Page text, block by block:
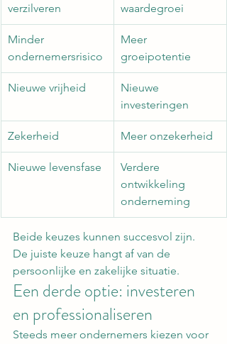
verzilveren
waardegroei
Minder
ondernemersrisico
Meer
groeipotentie
Nieuwe vrijheid
Nieuwe
investeringen
Zekerheid Meer onzekerheid
Nieuwe levensfase
Verdere
ontwikkeling
onderneming
Beide keuzes kunnen succesvol zijn.
De juiste keuze hangt af van de
persoonlijke en zakelijke situatie.
Een derde optie: investeren
en professionaliseren
Steeds meer ondernemers kiezen voor